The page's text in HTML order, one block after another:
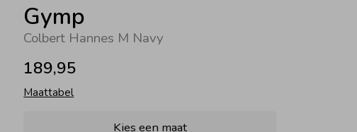
Gymp
Colbert Hannes M Navy
189,95
Maattabel
Kies een maat